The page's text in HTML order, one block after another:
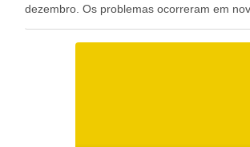
dezembro. Os problemas ocorreram em
Uruaçu (GO). Os alunos afetados poderão